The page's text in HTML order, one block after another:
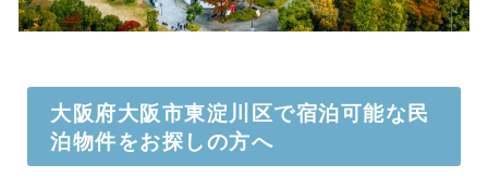
大阪府大阪市東淀川区で宿泊可能な民
泊物件をお探しの方へ